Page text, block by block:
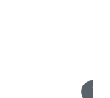
1 / 0